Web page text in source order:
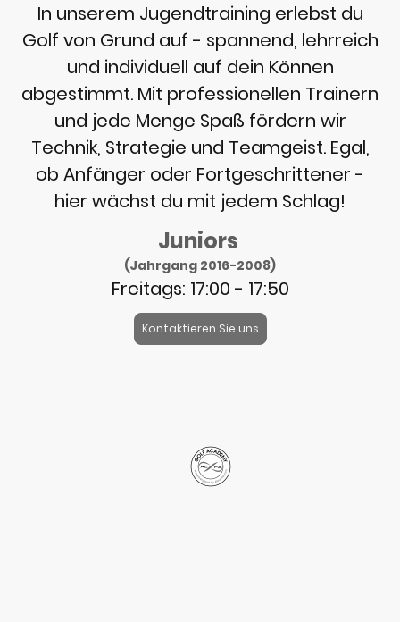
In unserem Jugendtraining erlebst du
Golf von Grund auf - spannend, lehrreich
und individuell auf dein Können
abgestimmt. Mit professionellen Trainern
und jede Menge Spaß fördern wir
Technik, Strategie und Teamgeist. Egal,
ob Anfänger oder Fortgeschrittener -
hier wächst du mit jedem Schlag!
Juniors
(Jahrgang 2016-2008)
Freitags: 17:00 - 17:50
Kontaktieren Sie uns